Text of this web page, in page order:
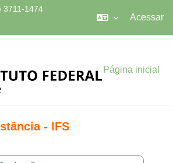
3711-1474
Acessar
Página inicial
- IFS